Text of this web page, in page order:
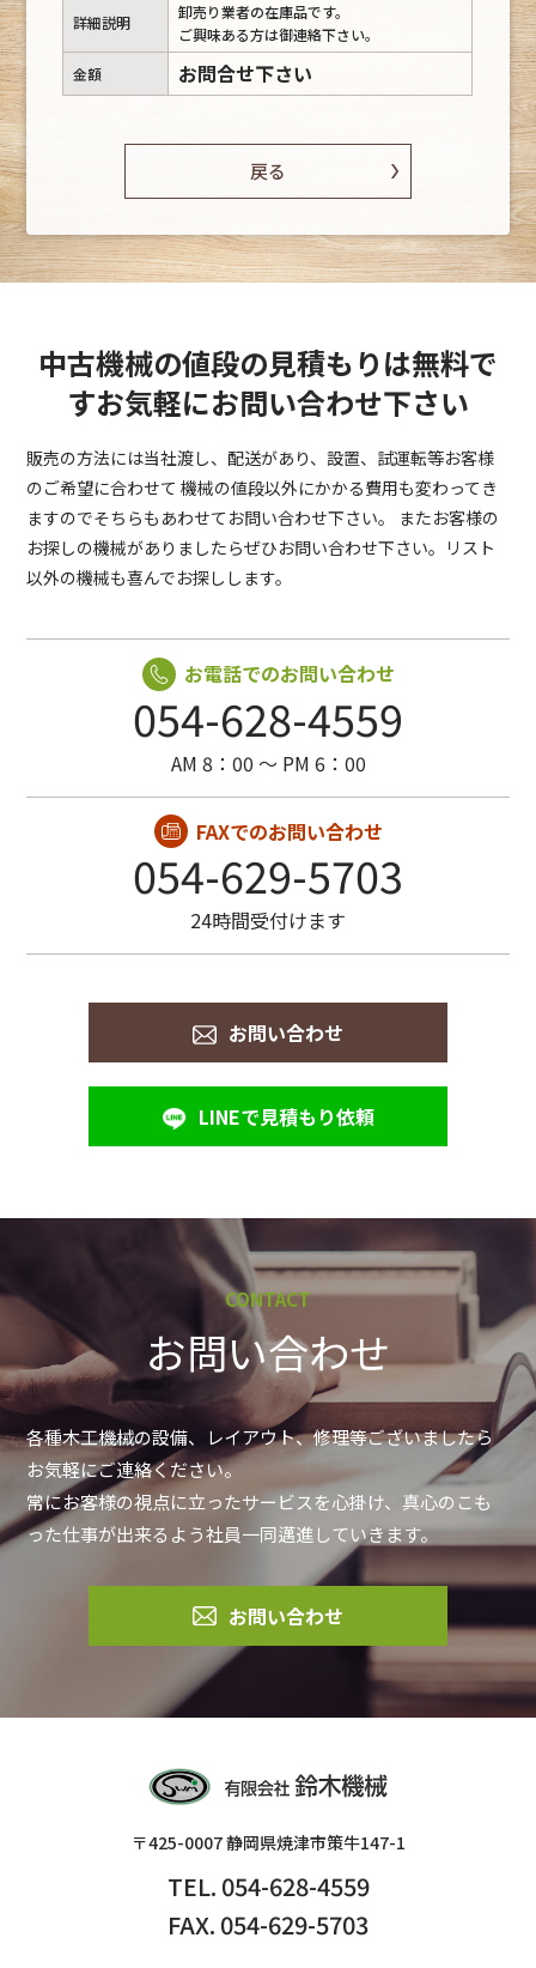
詳細説明
卸売り業者の在庫品です。
ご興味ある方は御連絡下さい。
金額
お問合せ下さい
戻る
中古機械の値段の見積もりは無料で
すお気軽にお問い合わせ下さい
販売の方法には当社渡し、配送があり、設置、試運転等お客様
のご希望に合わせて 機械の値段以外にかかる費用も変わってき
ますのでそちらもあわせてお問い合わせ下さい。
またお客様の
お探しの機械がありましたらぜひお問い合わせ下さい。リスト
以外の機械も喜んでお探しします。
お電話でのお問い合わせ
054-628-4559
AM 8：00 〜 PM 6：00
FAXでのお問い合わせ
054-629-5703
24時間受付けます
お問い合わせ
LINEで見積もり依頼
CONTACT
お問い合わせ
各種木工機械の設備、レイアウト、修理等ございましたら
お気軽にご連絡ください。
常にお客様の視点に立ったサービスを心掛け、真心のこも
った仕事が出来るよう社員一同邁進していきます。
お問い合わせ
〒425-0007 静岡県焼津市策牛147-1
TEL. 054-628-4559
FAX. 054-629-5703